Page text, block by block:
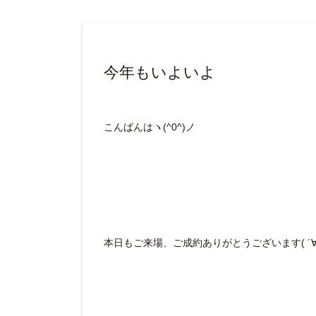
今年もいよいよ
こんばんはヽ(^0^)ノ
本日もご来場、ご成約ありがとうございます(